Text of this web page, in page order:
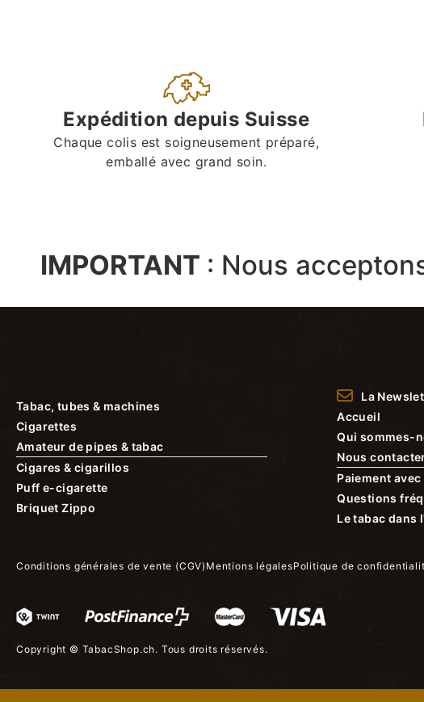
Expédition depuis Suisse
Chaque colis est soigneusement préparé,
emballé avec grand soin.
IMPORTANT : Nous
Tabac, tubes & machines
Cigarettes
Amateur de pipes & tabac
Cigares & cigarillos
Puff e-cigarette
Briquet Zippo
La
Accueil
Qui sommes-
Nous
Paiement
Questions
Le tabac dans
Conditions générales de vente (CGV) Mentions légalesPolitique de
Copyright © TabacShop.ch. Tous droits réservés.